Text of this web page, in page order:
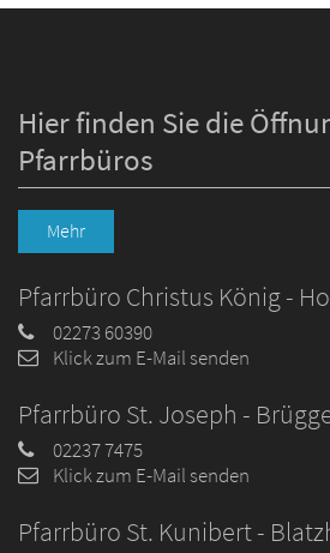
Hier finden Sie die
Pfarrbüros
Mehr
Pfarrbüro Christus König -
02273 60390
Klick zum E-Mail senden
Pfarrbüro St. Joseph -
02237 7475
Klick zum E-Mail senden
Pfarrbüro St. Kunibert -